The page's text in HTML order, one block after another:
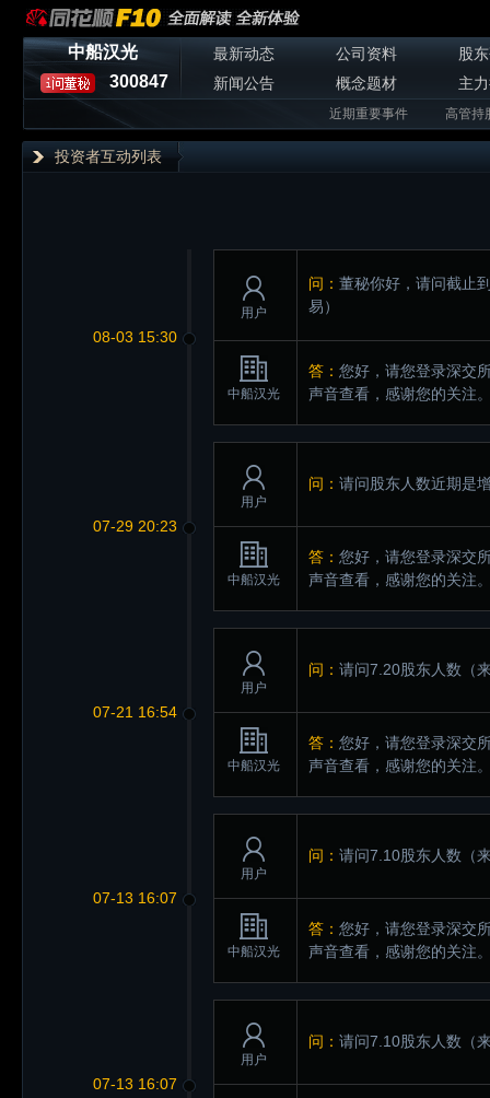
中船汉光
300847
最新动态 公司资料
股
新闻公告
概念题材 主
近期重要事件 高管持
投资者互动列表
08-03 15:30
用户
问： 董秘你好，请问截止
易）
中船汉光
答： 您好，请您登录深交
声音查看，感谢您的关注
07-29 20:23
用户
问： 请问股东人数近期是
中船汉光
答： 您好，请您登录深交
声音查看，感谢您的关注
07-21 16:54
用户
问： 请问7.20股东人数 （
中船汉光
答： 您好，请您登录深交
声音查看，感谢您的关注
07-13 16:07
用户
问： 请问7.10股东人数 （
中船汉光
答： 您好，请您登录深交
声音查看，感谢您的关注
07-13 16:07
用户
问： 请问7.10股东人数 （